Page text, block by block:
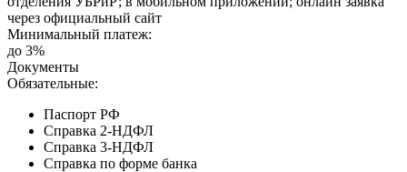
через официальный сайт
Минимальный платеж:
до 3%
Документы
Обязательные:
Паспорт РФ
Справка 2-НДФЛ
Справка 3-НДФЛ
Справка по форме банка